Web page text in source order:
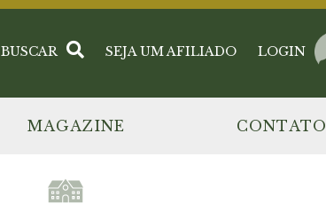
BUSCAR SEJA UM AFILIADO LOGIN
MAGAZINE CONTATO